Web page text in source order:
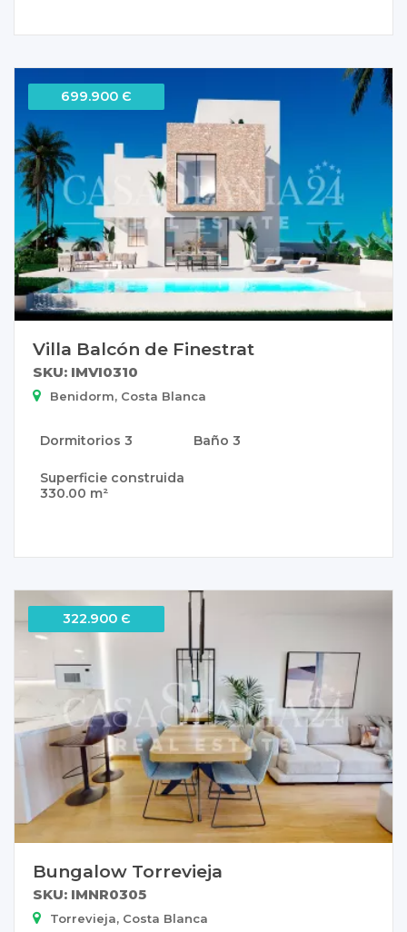
699.900 Є
Villa Balcón de Finestrat
SKU: IMVI0310
Benidorm, Costa Blanca
Dormitorios 3 Baño3
Superficie construida
330.00 m²
322.900 Є
Bungalow Torrevieja
SKU: IMNR0305
Torrevieja, Costa Blanca